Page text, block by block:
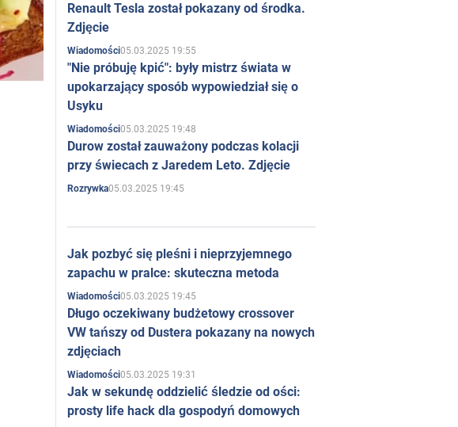
Renault Tesla został pokazany od środka.
Zdjęcie
Wiadomości05.03.2025 19:55
"Nie próbuję kpić": były mistrz świata w
upokarzający sposób wypowiedział się o
Usyku
Wiadomości05.03.2025 19:48
Durow został zauważony podczas kolacji
przy świecach z Jaredem Leto. Zdjęcie
Rozrywka05.03.2025 19:45
Jak pozbyć się pleśni i nieprzyjemnego
zapachu w pralce: skuteczna metoda
Wiadomości05.03.2025 19:45
Długo oczekiwany budżetowy crossover
VW tańszy od Dustera pokazany na nowych
zdjęciach
Wiadomości05.03.2025 19:31
Jak w sekundę oddzielić śledzie od ości:
prosty life hack dla gospodyń domowych